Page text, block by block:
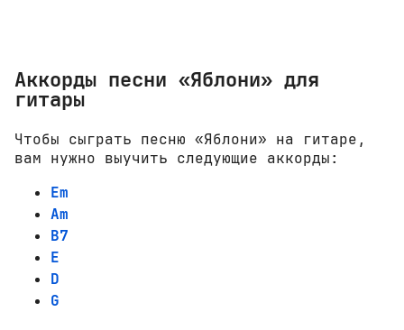
Аккорды песни «Яблони» для
гитары
Чтобы сыграть песню «Яблони» на гитаре,
вам нужно выучить следующие аккорды:
Em
Am
B7
E
D
G